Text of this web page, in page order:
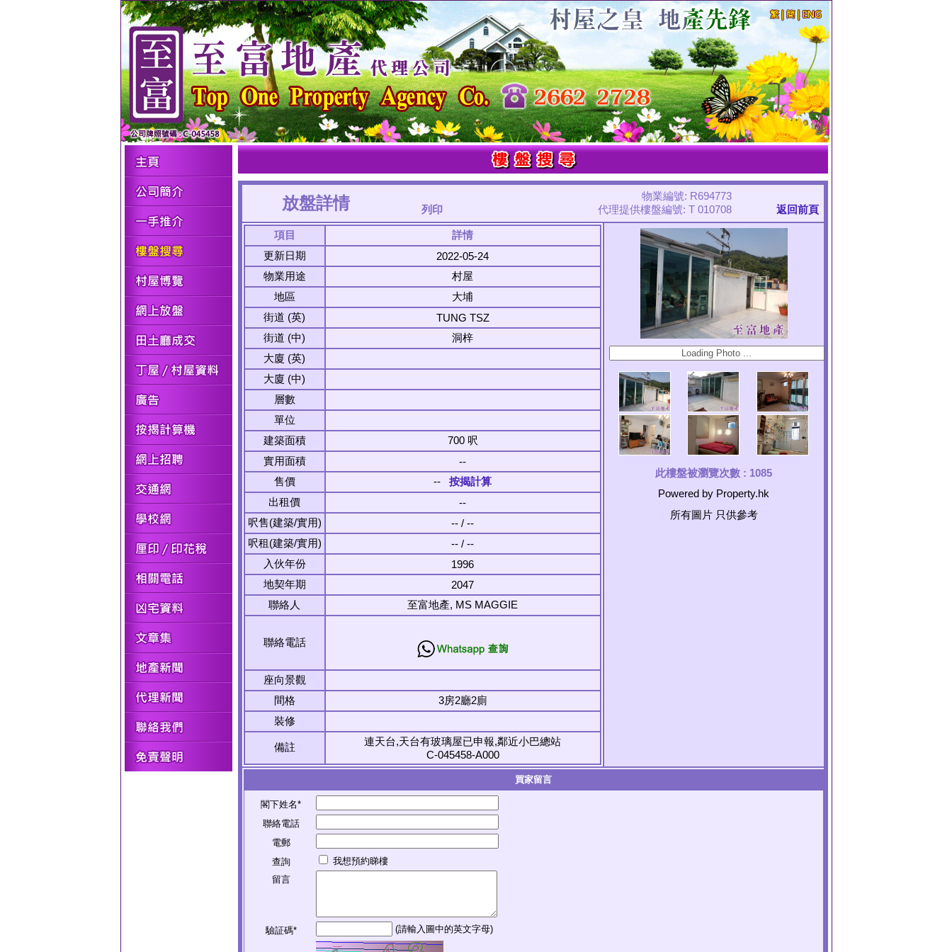
放盤詳情 列印
物業編號: R694773
代理提供樓盤編號: T 010708
返回前頁
項目
詳情
更新日期
2022-05-24
物業用途
村屋
地區
大埔
街道 (英)
TUNG TSZ
街道 (中)
洞梓
大廈 (英)
大廈 (中)
層數
單位
建築面積
700 呎
實用面積
--
售價
-- 按揭計算
出租價
--
呎售(建築/實用)
-- / --
呎租(建築/實用)
-- / --
入伙年份
1996
地契年期
2047
聯絡人
至富地產, MS MAGGIE
聯絡電話
座向景觀
間格
3房2廳2廁
裝修
備註
連天台,天台有玻璃屋已申報,鄰近小巴總站
C-045458-A000
此樓盤被瀏覽次數 : 1085
Powered by Property.hk
所有圖片 只供參考
買家留言
閣下姓名*
聯絡電話
電郵
查詢
我想預約睇樓
留言
驗証碼* (請輸入圖中的英文字母)